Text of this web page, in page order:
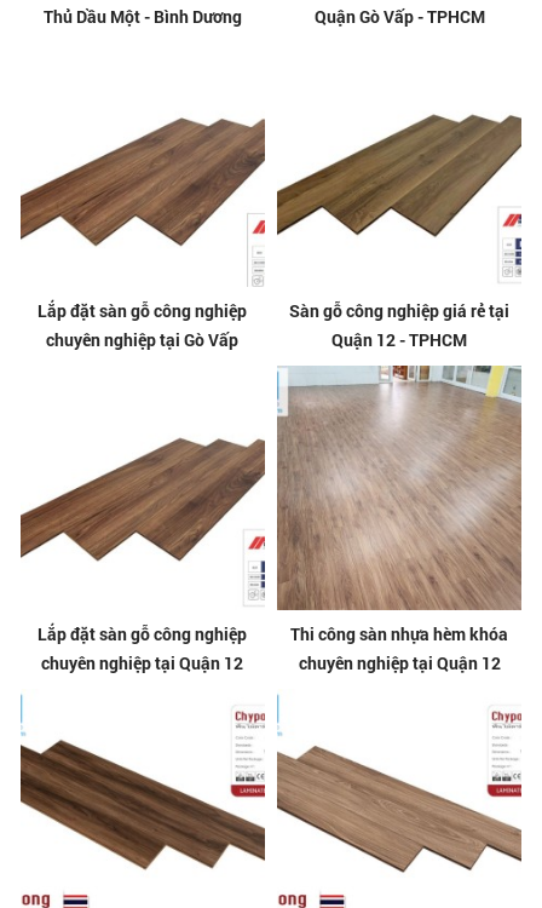
Thủ Dầu Một - Bình Dương
Quận Gò Vấp - TPHCM
Lắp đặt sàn gỗ công nghiệp
chuyên nghiệp tại Gò Vấp
Sàn gỗ công nghiệp giá rẻ tại
Quận 12 - TPHCM
Lắp đặt sàn gỗ công nghiệp
chuyên nghiệp tại Quận 12
Thi công sàn nhựa hèm khóa
chuyên nghiệp tại Quận 12